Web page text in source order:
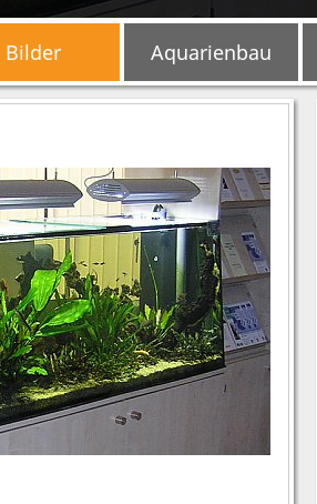
Bilder Aquarienbau